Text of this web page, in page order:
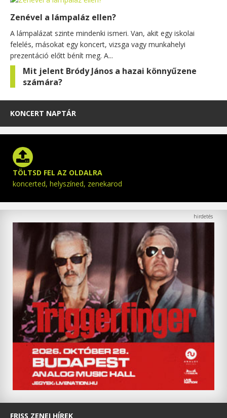
Zenével a lámpaláz ellen?
A lámpalázat szinte mindenki ismeri. Van, akit egy iskolai
felelés, másokat egy koncert, vizsga vagy munkahelyi
prezentáció előtt bénít meg. A...
Mit jelent Bródy János a hazai könnyűzene
számára?
KONCERT NAPTÁR
TÖLTSD FEL AZ OLDALRA
koncerted, helyszíned, zenekarod
FRISS ZENEI HÍREK